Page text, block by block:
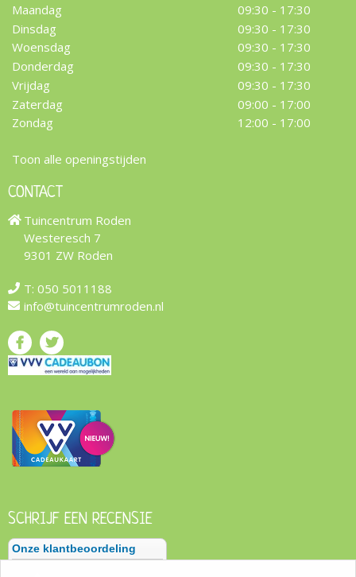
Maandag
09:30 - 17:30
Dinsdag
09:30 - 17:30
Woensdag
09:30 - 17:30
Donderdag
09:30 - 17:30
Vrijdag
09:30 - 17:30
Zaterdag
09:00 - 17:00
Zondag
12:00 - 17:00
Toon alle openingstijden
CONTACT
Tuincentrum Roden
Westeresch 7
9301 ZW Roden
T: 050 5011188
info@tuincentrumroden.nl
SCHRIJF EEN RECENSIE